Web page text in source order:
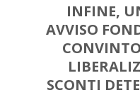
INFINE,
AVVISO
SCONTI